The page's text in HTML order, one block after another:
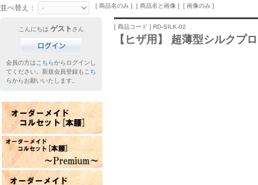
並べ替え： [ 商品名のみ ] [ 商品名と画像 ] [ 画像のみ ]
[ 商品コード ] RD-SILK-02
【ヒザ用】 超薄型シルクプ
こんにちは ゲスト さん
会員の方はこちらからログインし
てください。新規会員登録もこち
らからお願いいたします。